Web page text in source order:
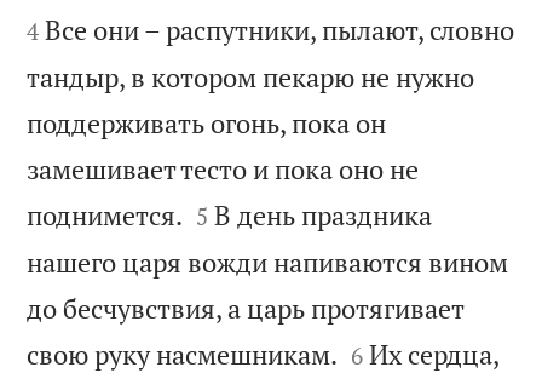
4 Все они – распутники, пылают, словно
тандыр, в котором пекарю не нужно
поддерживать огонь, пока он
замешивает тесто и пока оно не
поднимется. 

5 В день праздника
нашего царя вожди напиваются вином
до бесчувствия, а царь протягивает
свою руку насмешникам. 

6 Их сердца,